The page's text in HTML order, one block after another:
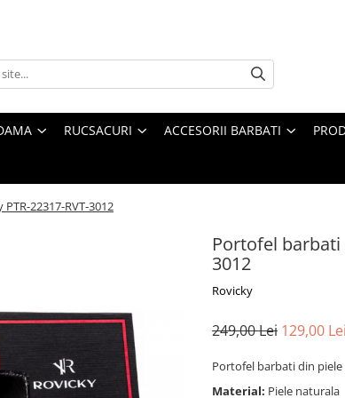
RUCSACURI ACCESORII BARBATI
22317-RVT-3012
Portofel barbati
3012
Rovicky
249,00 Lei 129,00 Lei
Portofel barbati din piele
Material: Piele naturala